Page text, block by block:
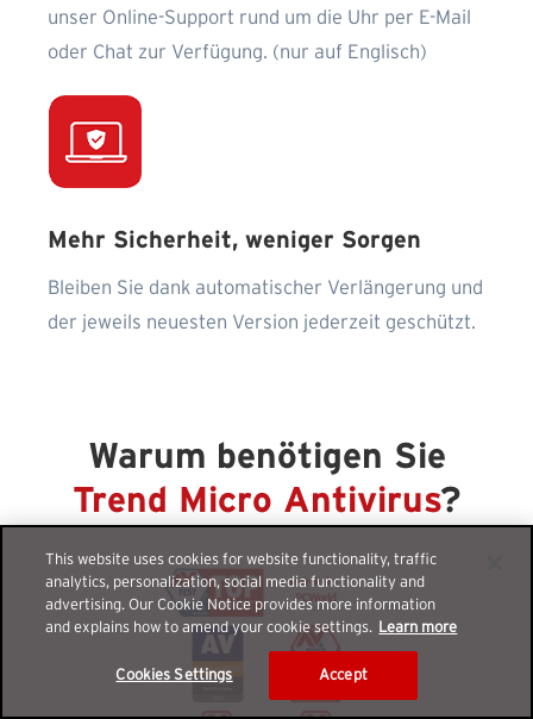
unser Online-Support rund um die Uhr per E-Mail
oder Chat zur Verfügung. (nur auf Englisch)
Mehr Sicherheit, weniger Sorgen
Bleiben Sie dank automatischer Verlängerung und
der jeweils neuesten Version jederzeit geschützt.
Warum benötigen Sie
Trend Micro Antivirus?
This website uses cookies for website functionality, traffic
analytics, personalization, social media functionality and
advertising. Our Cookie Notice provides more information
and explains how to amend your cookie settings. Learn more
Cookies Settings Accept